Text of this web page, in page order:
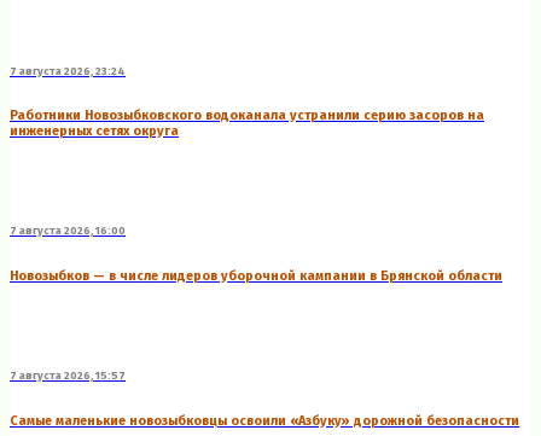
7 августа 2026, 23:24
Работники Новозыбковского водоканала устранили серию засоров на
инженерных сетях округа
7 августа 2026, 16:00
Новозыбков — в числе лидеров уборочной кампании в Брянской области
7 августа 2026, 15:57
Самые маленькие новозыбковцы освоили «Азбуку» дорожной безопасности